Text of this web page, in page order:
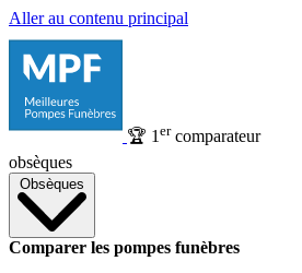
Aller au contenu principal
🏆 1 ercomparateur
obsèques
Obsèques
Comparer les pompes funèbres